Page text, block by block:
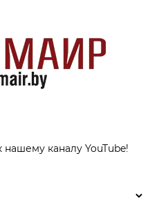
каналу YouTube!